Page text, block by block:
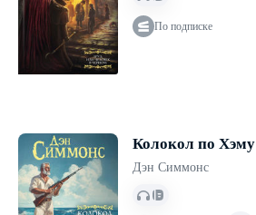
По подписке
Колокол по Хэму
Дэн Симмонс